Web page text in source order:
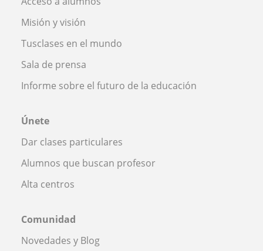
Misión y visión
Tusclases en el mundo
Sala de prensa
Informe sobre el futuro de la educación
Únete
Dar clases particulares
Alumnos que buscan profesor
Alta centros
Comunidad
Novedades y Blog